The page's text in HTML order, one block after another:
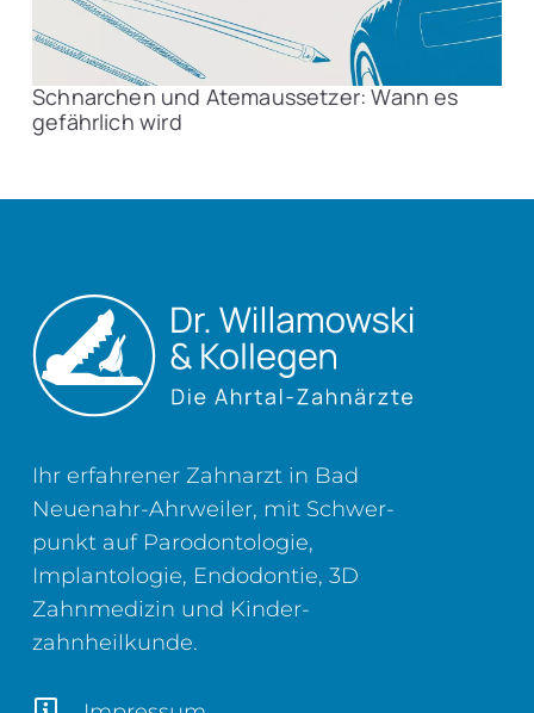
Schnarchen und Atemaussetzer: Wann es
gefährlich wird
Ihr erfahrener Zahnarzt in Bad
Neuenahr-Ahrweiler, mit Schwer­
punkt auf Parodontologie,
Implantologie, Endodontie, 3D
Zahn­medizin und Kinder­
zahnheilkunde.